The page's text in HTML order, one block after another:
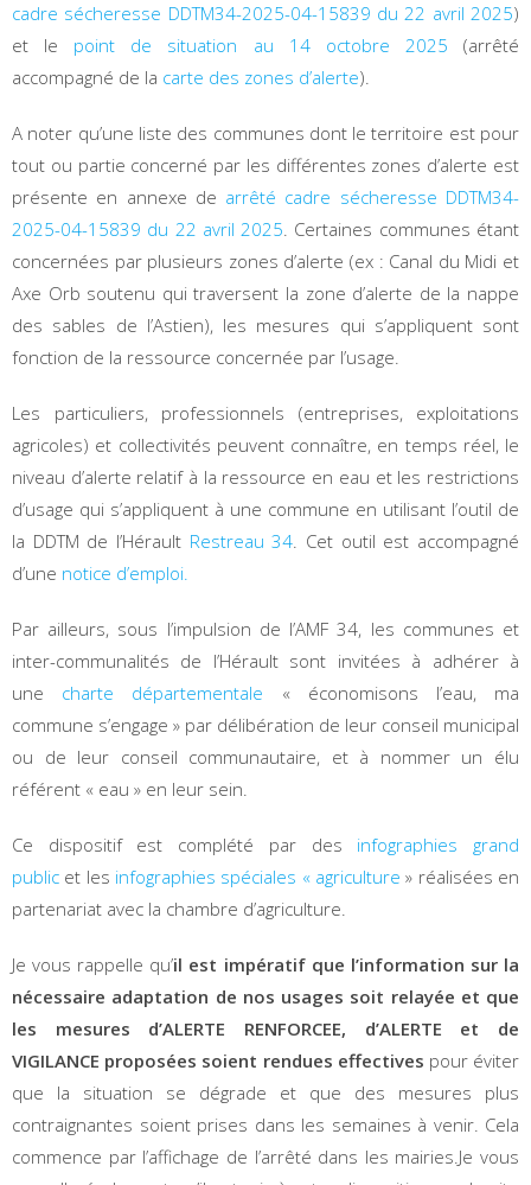
cadre sécheresse DDTM34-2025-04-15839 du 22 avril 2025)
et le point de situation au 14 octobre 2025 (arrêté
accompagné de la carte des zones d’alerte).
A noter qu’une liste des communes dont le territoire est pour
tout ou partie concerné par les différentes zones d’alerte est
présente en annexe de arrêté cadre sécheresse DDTM34-
2025-04-15839 du 22 avril 2025. Certaines communes étant
concernées par plusieurs zones d’alerte (ex : Canal du Midi et
Axe Orb soutenu qui traversent la zone d’alerte de la nappe
des sables de l’Astien), les mesures qui s’appliquent sont
fonction de la ressource concernée par l’usage.
Les particuliers, professionnels (entreprises, exploitations
agricoles) et collectivités peuvent connaître, en temps réel, le
niveau d’alerte relatif à la ressource en eau et les restrictions
d’usage qui s’appliquent à une commune en utilisant l’outil de
la DDTM de l’Hérault Restreau 34. Cet outil est accompagné
d’une notice d’emploi.
Par ailleurs, sous l’impulsion de l’AMF 34, les communes et
inter-communalités de l’Hérault sont invitées à adhérer à
une charte départementale « économisons l’eau, ma
commune s’engage » par délibération de leur conseil municipal
ou de leur conseil communautaire, et à nommer un élu
référent « eau » en leur sein.
Ce dispositif est complété par des infographies grand
public et les infographies spéciales « agriculture » réalisées en
partenariat avec la chambre d’agriculture.
Je vous rappelle qu’il est impératif que l’information sur la
nécessaire adaptation de nos usages soit relayée et que
les mesures d’ALERTE RENFORCEE, d’ALERTE et de
VIGILANCE proposées soient rendues effectives pour éviter
que la situation se dégrade et que des mesures plus
contraignantes soient prises dans les semaines à venir. Cela
commence par l’affichage de l’arrêté dans les mairies.Je vous